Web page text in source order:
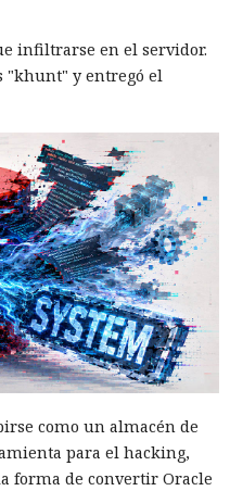
infiltrarse en el servidor.
"khunt" y entregó el
como un almacén de
para el hacking,
forma de convertir Oracle